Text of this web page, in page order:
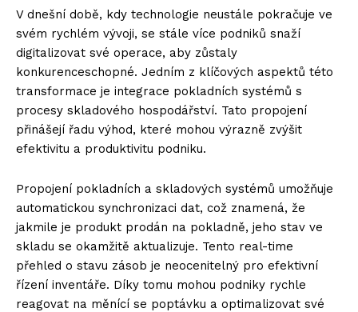
V dnešní době, kdy technologie neustále pokračuje ve
svém rychlém vývoji, se stále více podniků snaží
digitalizovat své operace, aby zůstaly
konkurenceschopné. Jedním z klíčových aspektů této
transformace je integrace pokladních systémů s
procesy skladového hospodářství. Tato propojení
přinášejí řadu výhod, které mohou výrazně zvýšit
efektivitu a produktivitu podniku.
Propojení pokladních a skladových systémů umožňuje
automatickou synchronizaci dat, což znamená, že
jakmile je produkt prodán na pokladně, jeho stav ve
skladu se okamžitě aktualizuje. Tento real-time
přehled o stavu zásob je neocenitelný pro efektivní
řízení inventáře. Díky tomu mohou podniky rychle
reagovat na měnící se poptávku a optimalizovat své